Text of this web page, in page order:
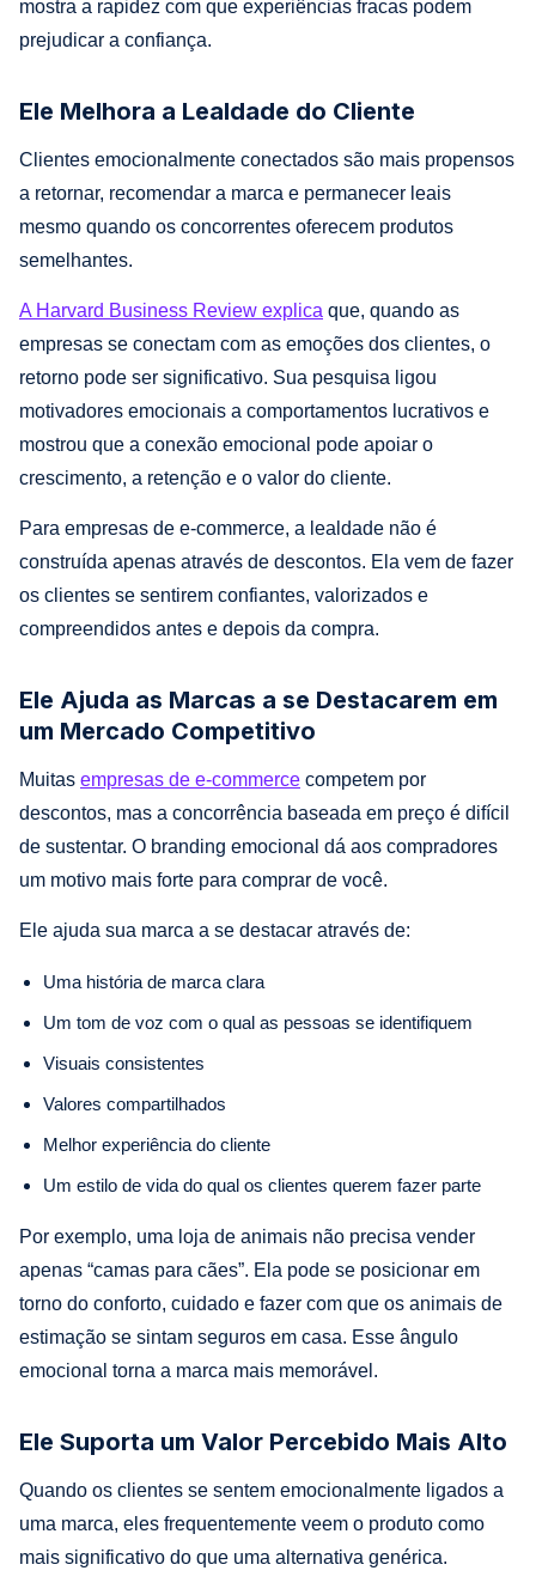
mostra a rapidez com que experiências fracas podem
prejudicar a confiança.
Ele Melhora a Lealdade do Cliente
Clientes emocionalmente conectados são mais propensos
a retornar, recomendar a marca e permanecer leais
mesmo quando os concorrentes oferecem produtos
semelhantes.
A Harvard Business Review explica que, quando as
empresas se conectam com as emoções dos clientes, o
retorno pode ser significativo. Sua pesquisa ligou
motivadores emocionais a comportamentos lucrativos e
mostrou que a conexão emocional pode apoiar o
crescimento, a retenção e o valor do cliente.
Para empresas de e-commerce, a lealdade não é
construída apenas através de descontos. Ela vem de fazer
os clientes se sentirem confiantes, valorizados e
compreendidos antes e depois da compra.
Ele Ajuda as Marcas a se Destacarem em
um Mercado Competitivo
Muitas empresas de e-commerce competem por
descontos, mas a concorrência baseada em preço é difícil
de sustentar. O branding emocional dá aos compradores
um motivo mais forte para comprar de você.
Ele ajuda sua marca a se destacar através de:
Uma história de marca clara
Um tom de voz com o qual as pessoas se identifiquem
Visuais consistentes
Valores compartilhados
Melhor experiência do cliente
Um estilo de vida do qual os clientes querem fazer parte
Por exemplo, uma loja de animais não precisa vender
apenas “camas para cães”. Ela pode se posicionar em
torno do conforto, cuidado e fazer com que os animais de
estimação se sintam seguros em casa. Esse ângulo
emocional torna a marca mais memorável.
Ele Suporta um Valor Percebido Mais Alto
Quando os clientes se sentem emocionalmente ligados a
uma marca, eles frequentemente veem o produto como
mais significativo do que uma alternativa genérica.